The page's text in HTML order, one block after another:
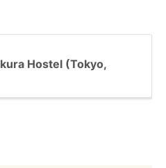
Hostel (Tokyo,